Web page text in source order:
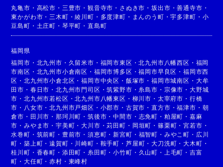
丸亀市 ・ 高松市 ・ 三豊市 ・観音寺市 ・ さぬき市 ・坂出市 ・善通寺市 ・
東かがわ市 ・ 三木町 ・綾川町 ・ 多度津町 ・ まんのう町 ・宇多津町 ・ 小
豆島町 ・ 土庄町 ・ 琴平町 ・直島町
福岡県
福岡市 ・ 北九州市 ・ 久留米市 ・ 福岡市東区 ・北九州市八幡西区 ・ 福岡
市南区 ・ 北九州市小倉南区 ・ 福岡市博多区 ・福岡市早良区 ・福岡市西
区 ・北九州市小倉北区 ・福岡市中央区 ・ 飯塚市 ・福岡市城南区 ・ 大牟
田市 ・ 春日市 ・北九州市門司区 ・筑紫野市 ・ 糸島市 ・ 宗像市 ・ 大野城
市 ・北九州市若松区 ・北九州市八幡東区 ・ 柳川市 ・ 太宰府市 ・ 行橋
市 ・ 八女市 ・北九州市戸畑区 ・ 小郡市 ・ 古賀市 ・直方市 ・福津市 ・ 朝
倉市 ・ 田川市 ・那珂川町 ・筑後市 ・中間市 ・ 志免町 ・ 粕屋町 ・ 嘉麻
市 ・みやま市 ・宇美町 ・大川市 ・苅田町 ・ 岡垣町 ・ 篠栗町 ・宮若市 ・
水巻町 ・ 筑前町 ・ 豊前市 ・須恵町 ・新宮町 ・ 福智町 ・ みやこ町 ・ 広川
町 ・築上町 ・遠賀町 ・ 川崎町 ・ 鞍手町 ・ 芦屋町 ・大刀洗町 ・大木町 ・
桂川町 ・ 香春町 ・ 添田町 ・ 糸田町 ・小竹町 ・ 久山町 ・ 上毛町 ・ 吉富
町 ・大任町 ・赤村 ・ 東峰村